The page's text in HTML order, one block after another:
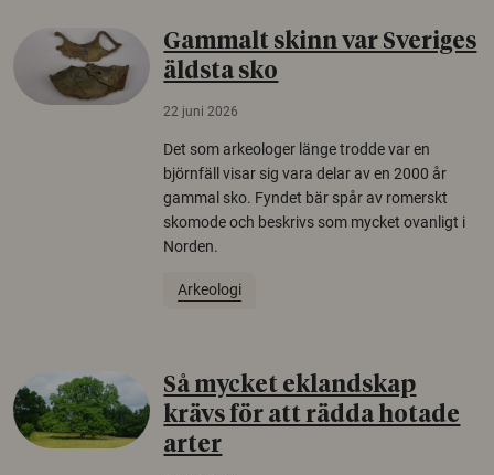
Gammalt skinn var Sveriges
äldsta sko
22 juni 2026
Det som arkeologer länge trodde var en
björnfäll visar sig vara delar av en 2000 år
gammal sko. Fyndet bär spår av romerskt
skomode och beskrivs som mycket ovanligt i
Norden.
Arkeologi
Så mycket eklandskap
krävs för att rädda hotade
arter